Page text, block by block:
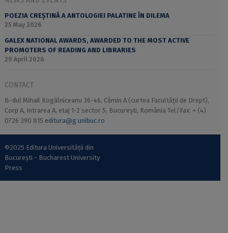
POEZIA CREȘTINĂ A ANTOLOGIEI PALATINE ÎN DILEMA
25 May 2026
GALEX NATIONAL AWARDS, AWARDED TO THE MOST ACTIVE
PROMOTERS OF READING AND LIBRARIES
29 April 2026
CONTACT
B-dul Mihail Kogălniceanu 36-46, Cămin A (curtea Facultății de Drept),
Corp A, Intrarea A, etaj 1-2 sector 5, București, România Tel/Fax: + (4)
0726 390 815 editura@g.unibuc.ro
©2025 Editura Universității din
București - Bucharest University
Press